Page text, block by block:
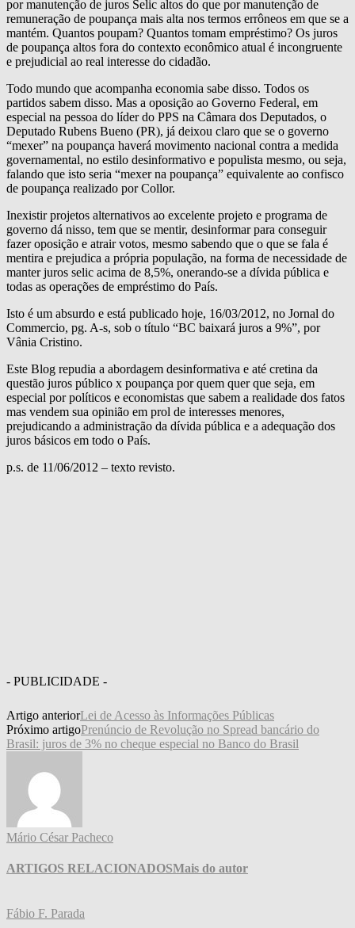
por manutenção de juros Selic altos do que por manutenção de
remuneração de poupança mais alta nos termos errôneos em que se a
mantém. Quantos poupam? Quantos tomam empréstimo? Os juros
de poupança altos fora do contexto econômico atual é incongruente
e prejudicial ao real interesse do cidadão.
Todo mundo que acompanha economia sabe disso. Todos os
partidos sabem disso. Mas a oposição ao Governo Federal, em
especial na pessoa do líder do PPS na Câmara dos Deputados, o
Deputado Rubens Bueno (PR), já deixou claro que se o governo
“mexer” na poupança haverá movimento nacional contra a medida
governamental, no estilo desinformativo e populista mesmo, ou seja,
falando que isto seria “mexer na poupança” equivalente ao confisco
de poupança realizado por Collor.
Inexistir projetos alternativos ao excelente projeto e programa de
governo dá nisso, tem que se mentir, desinformar para conseguir
fazer oposição e atrair votos, mesmo sabendo que o que se fala é
mentira e prejudica a própria população, na forma de necessidade de
manter juros selic acima de 8,5%, onerando-se a dívida pública e
todas as operações de empréstimo do País.
Isto é um absurdo e está publicado hoje, 16/03/2012, no Jornal do
Commercio, pg. A-s, sob o título “BC baixará juros a 9%”, por
Vânia Cristino.
Este Blog repudia a abordagem desinformativa e até cretina da
questão juros público x poupança por quem quer que seja, em
especial por políticos e economistas que sabem a realidade dos fatos
mas vendem sua opinião em prol de interesses menores,
prejudicando a administração da dívida pública e a adequação dos
juros básicos em todo o País.
p.s. de 11/06/2012 – texto revisto.
- PUBLICIDADE -
Artigo anteriorLei de Acesso às Informações Públicas
Próximo artigoPrenúncio de Revolução no Spread bancário do
Brasil: juros de 3% no cheque especial no Banco do Brasil
Mário César Pacheco
ARTIGOS RELACIONADOSMais do autor
Fábio F. Parada